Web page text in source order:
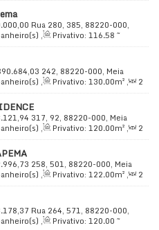
Rua 280, 385, 88220-000,
Catarina, Brasil
, Privativo: 116.58 ~
Total: 120.41m², 2 Vaga(s),
Útil:
242, 88220-000, Meia
Brasil
, Privativo: 130.00m² ,
2
199.00m² , 2Vaga(s) ,
Útil:
317, 92, 88220-000, Meia
Brasil
, Privativo: 120.00m² ,
2
165.00m² , 2Vaga(s) ,
Útil:
258, 501, 88220-000, Meia
Brasil
, Privativo: 122.00m² ,
2
189.00m² , 3Vaga(s) ,
Útil:
Rua 264, 571, 88220-000,
Catarina, Brasil
, Privativo: 120.00 ~